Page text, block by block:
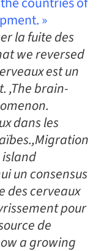
»
la fuite des
we reversed
est un
,The brain-
dans les
un consensus
des cerveaux
pour
de
a growing